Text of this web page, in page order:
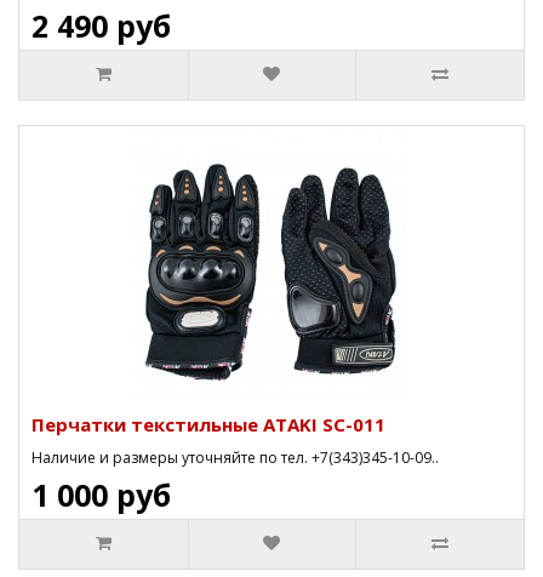
2 490 руб
Перчатки текстильные ATAKI SC-011
Наличие и размеры уточняйте по тел. +7(343)345-10-09..
1 000 руб